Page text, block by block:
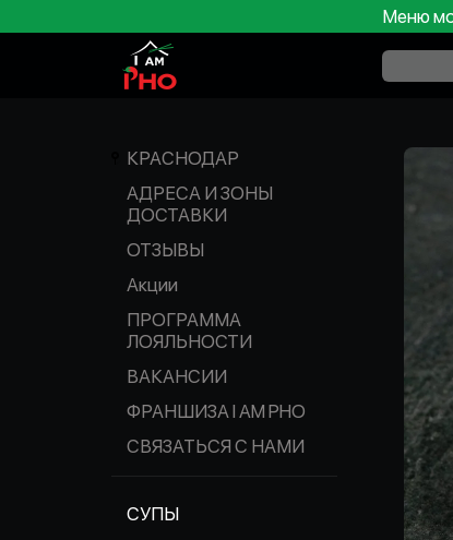
Меню
КРАСНОДАР
АДРЕСА И ЗОНЫ
ДОСТАВКИ
ОТЗЫВЫ
Акции
ПРОГРАММА
ЛОЯЛЬНОСТИ
ВАКАНСИИ
ФРАНШИЗА I AM PHO
СВЯЗАТЬСЯ С НАМИ
СУПЫ